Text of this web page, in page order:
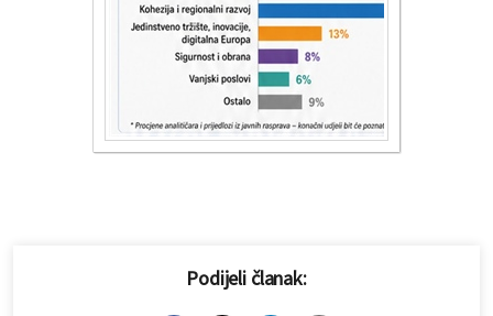
Podijeli članak: